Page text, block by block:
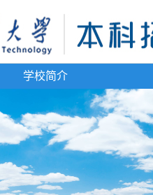
学校简介